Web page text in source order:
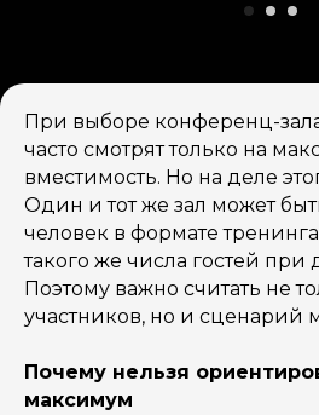
При выборе конференц-
часто смотрят только на
вместимость. Но на деле
Один и тот же зал может
человек в формате
такого же числа гостей при
Поэтому важно считать не
участников, но и сценарий
Почему нельзя
максимум